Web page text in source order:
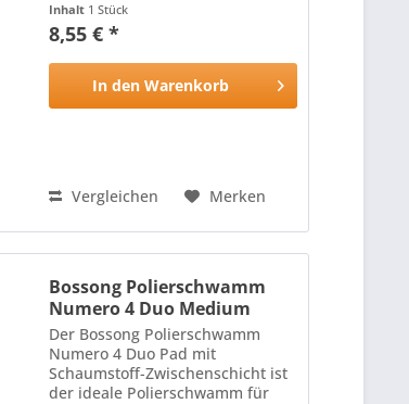
hitzebeständige Oberfläche des
Polierschwamms mit
schneidenden Eigenschaften
wird durch die...
Inhalt 1 Stück
8,55 € *
In den Warenkorb
Vergleichen Merken
Bossong Polierschwamm
Numero 4 Duo Medium
150mm
Der Bossong Polierschwamm
Numero 4 Duo Pad mit
Schaumstoff-Zwischenschicht ist
der ideale Polierschwamm für